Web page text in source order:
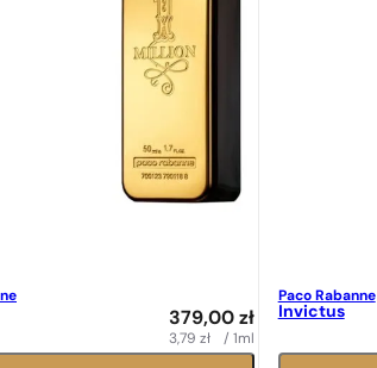
379,00 zł
3,79 zł / 1ml
Paco Rabanne
Invictus